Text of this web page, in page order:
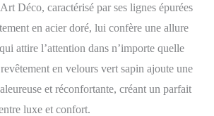
et un effet visuel
sophistiqué GRAND
CONFORT
canapé de salon 3
places en revêtement
Déco, caractérisé par ses lignes épurées
en acier doré, lui confère une allure
attire l’attention dans n’importe quelle
en velours vert sapin ajoute une
et réconfortante, créant un parfait
luxe et confort.